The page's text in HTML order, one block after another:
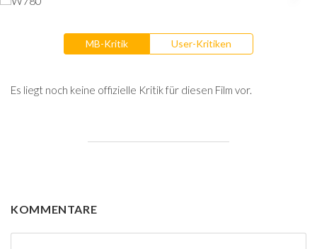
MB-Kritik User-Kritiken
Es liegt noch keine offizielle Kritik für diesen Film vor.
KOMMENTARE